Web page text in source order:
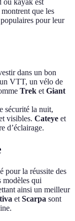
montrent que les
pour leur
dans un bon
VTT, un vélo de
Trek etGiant
sécurité la nuit,
visibles. Cateye et
d’éclairage.
pour la réussite des
modèles qui
ainsi un meilleur
et Scarpa sont